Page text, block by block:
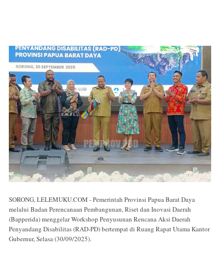
SORONG, LELEMUKU.COM - Pemerintah Provinsi Papua Barat Daya
melalui Badan Perencanaan Pembangunan, Riset dan Inovasi Daerah
(Bapperida) menggelar Workshop Penyusunan Rencana Aksi Daerah
Penyandang Disabilitas (RAD-PD) bertempat di Ruang Rapat Utama Kantor
Gubernur, Selasa (30/09/2025).